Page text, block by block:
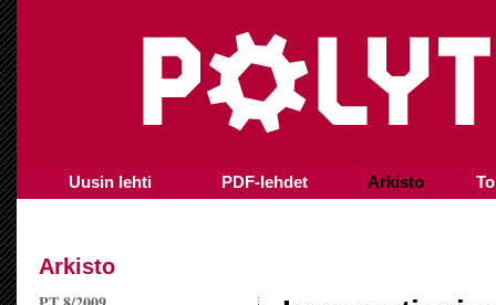
Uusin lehti PDF-lehdet Arkisto
Arkisto